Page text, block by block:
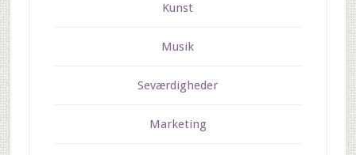
Kunst
Musik
Seværdigheder
Marketing